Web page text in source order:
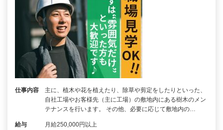
仕事内容
主に、植木や花を植えたり、除草や剪定をしたりといった、
自社工場やお客様先（主に工場）の敷地内にある樹木のメン
テナンスを行います。 その他、必要に応じて敷地内の…
給与 月給250,000円以上